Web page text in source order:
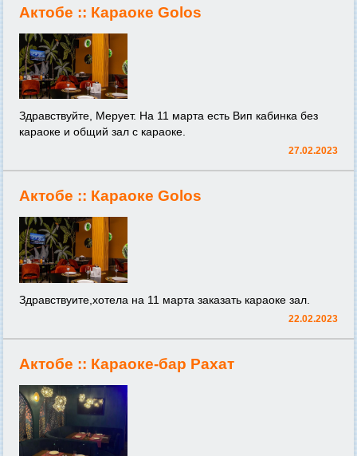
Актобе :: Караоке Golos
Здравствуйте, Мерует. На 11 марта есть Вип кабинка без
караоке и общий зал с караоке.
27.02.2023
Актобе :: Караоке Golos
Здравствуите,хотела на 11 марта заказать караоке зал.
22.02.2023
Актобе :: Караоке-бар Рахат